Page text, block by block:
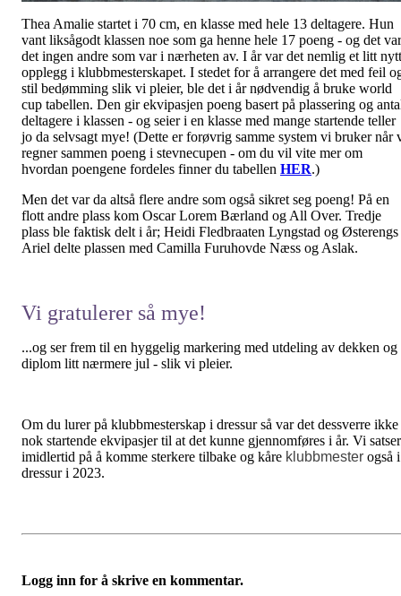
Thea Amalie startet i 70 cm, en klasse med hele 13 deltagere. Hun
vant liksågodt klassen noe som ga henne hele 17 poeng - og det var
det ingen andre som var i nærheten av. I år var det nemlig et litt nytt
opplegg i klubbmesterskapet. I stedet for å arrangere det med feil
stil bedømming slik vi pleier, ble det i år nødvendig å bruke world
cup tabellen. Den gir ekvipasjen poeng basert på plassering og
deltagere i klassen - og seier i en klasse med mange startende teller
jo da selvsagt mye! (Dette er forøvrig samme system vi bruker når
regner sammen poeng i stevnecupen - om du vil vite mer om
hvordan poengene fordeles finner du tabellen HER.)
Men det var da altså flere andre som også sikret seg poeng! På en
flott andre plass kom Oscar Lorem Bærland og All Over. Tredje
plass ble faktisk delt i år; Heidi Fledbraaten Lyngstad og Østerengs
Ariel delte plassen med Camilla Furuhovde Næss og Aslak.
Vi gratulerer så mye!
...og ser frem til en hyggelig markering med utdeling av dekken og
diplom litt nærmere jul - slik vi pleier.
Om du lurer på klubbmesterskap i dressur så var det dessverre ikke
nok startende ekvipasjer til at det kunne gjennomføres i år. Vi satser
imidlertid på å komme sterkere tilbake og kåre klubbmester også i
dressur i 2023.
Logg inn for å skrive en kommentar.